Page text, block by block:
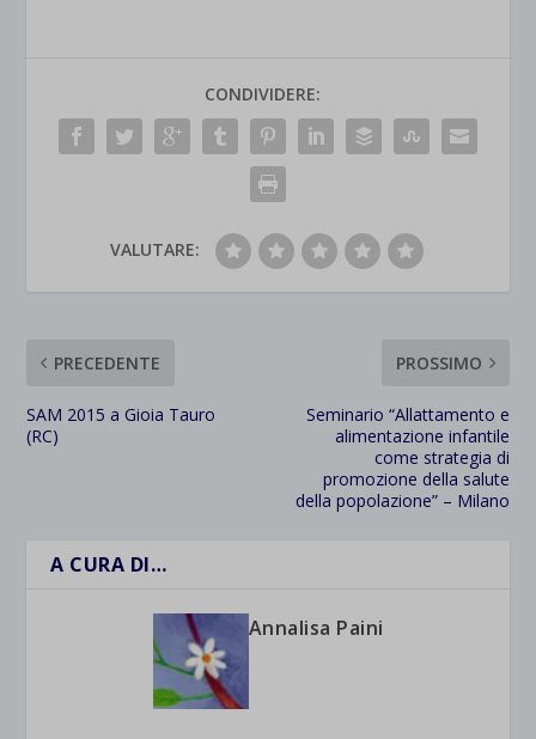
CONDIVIDERE:
VALUTARE:
PRECEDENTE
SAM 2015 a Gioia Tauro
(RC)
PROSSIMO
Seminario “Allattamento e
alimentazione infantile
come strategia di
promozione della salute
della popolazione” – Milano
A CURA DI…
Annalisa Paini